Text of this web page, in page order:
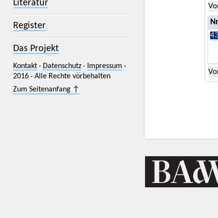
Literatur
Register
Das Projekt
Kontakt· Datenschutz· Impressum ·
2016 · Alle Rechte vorbehalten
Zum Seitenanfang ↑